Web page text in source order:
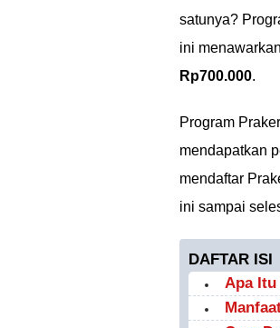
satunya?
ini
Rp700.000.
Program
mendapatkan
mendaftar
ini sampai
DAFTAR ISI
Apa Itu